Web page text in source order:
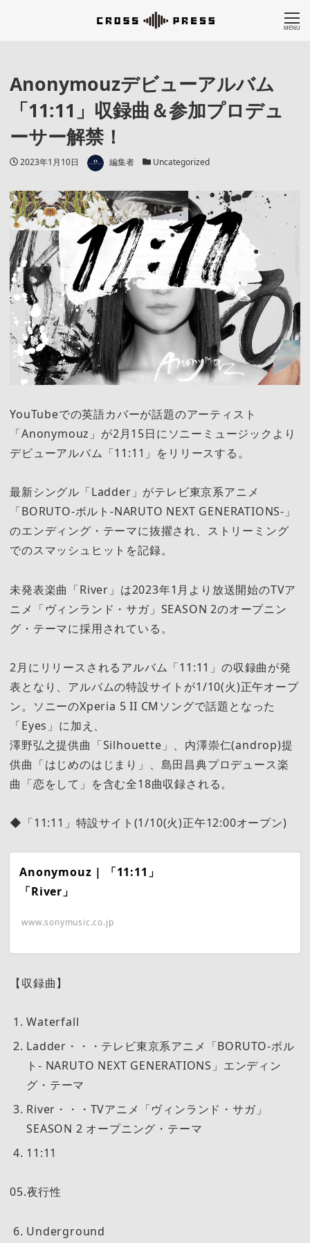
MENU
Anonymouzデビューアルバム
「11:11」収録曲＆参加プロデュ
ーサー解禁！
投稿日
2023年1月10日 著者 編集者 カテゴリー
Uncategorized
YouTubeでの英語カバーが話題のアーティスト
「Anonymouz」が2月15日にソニーミュージックより
デビューアルバム「11:11」をリリースする。
最新シングル「Ladder」がテレビ東京系アニメ
「BORUTO-ボルト-NARUTO NEXT GENERATIONS-」
のエンディング・テーマに抜擢され、ストリーミング
でのスマッシュヒットを記録。
未発表楽曲「River」は2023年1月より放送開始のTVア
ニメ「ヴィンランド・サガ」SEASON 2のオープニン
グ・テーマに採用されている。
2月にリリースされるアルバム「11:11」の収録曲が発
表となり、アルバムの特設サイトが1/10(火)正午オープ
ン。ソニーのXperia 5 II CMソングで話題となった
「Eyes」に加え、
澤野弘之提供曲「Silhouette」、内澤崇仁(androp)提
供曲「はじめのはじまり」、島田昌典プロデュース楽
曲「恋をして」を含む全18曲収録される。
◆「11:11」特設サイト(1/10(火)正午12:00オープン)
Anonymouz | 「11:11」
「River」
www.sonymusic.co.jp
【収録曲】
Waterfall
Ladder・・・テレビ東京系アニメ「BORUTO-ボル
ト- NARUTO NEXT GENERATIONS」エンディン
グ・テーマ
River・・・TVアニメ「ヴィンランド・サガ」
SEASON 2 オープニング・テーマ
11:11
05.夜行性
Underground